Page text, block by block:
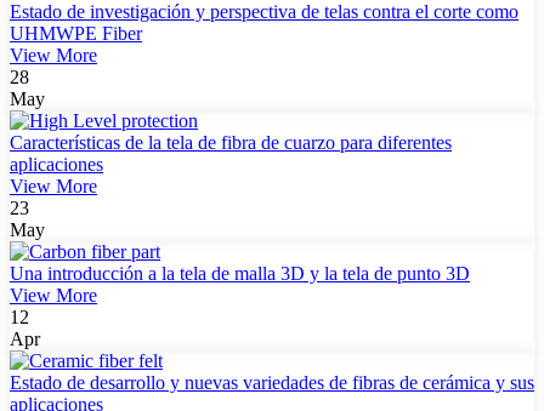
Estado de investigación y perspectiva de telas contra el corte como
UHMWPE Fiber
View More
28
May
Características de la tela de fibra de cuarzo para diferentes
aplicaciones
View More
23
May
Una introducción a la tela de malla 3D y la tela de punto 3D
View More
12
Apr
Estado de desarrollo y nuevas variedades de fibras de cerámica y sus
aplicaciones